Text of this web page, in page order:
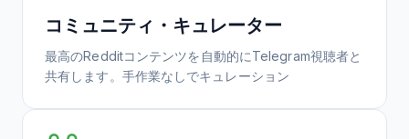
コミュニティ・キュレーター
最高のRedditコンテンツを自動的にTelegram視聴者と
共有します。手作業なしでキュレーション